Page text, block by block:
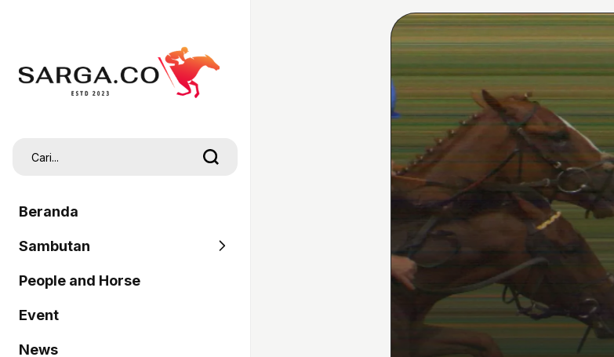
Beranda
Sambutan
SARGA
Pordasi
People and Horse
Event
News